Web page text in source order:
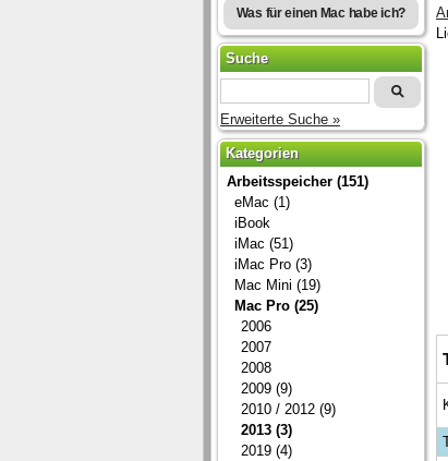
Was für einen Mac habe ich?
Suche
Erweiterte Suche »
Kategorien
Arbeitsspeicher (151)
eMac (1)
iBook
iMac (51)
iMac Pro (3)
Mac Mini (19)
Mac Pro (25)
2006
2007
2008
2009 (9)
2010 / 2012 (9)
2013 (3)
2019 (4)